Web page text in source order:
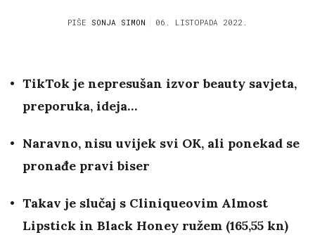
PIŠE SONJA SIMON 06. LISTOPADA 2022.
TikTok je nepresušan izvor beauty savjeta,
preporuka, ideja…
Naravno, nisu uvijek svi OK, ali ponekad se
pronađe pravi biser
Takav je slučaj s Cliniqueovim Almost
Lipstick in Black Honey ružem (165,55 kn)